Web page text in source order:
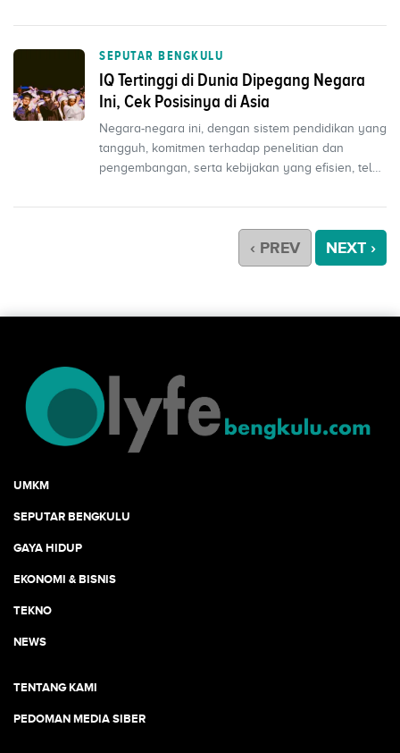
SEPUTAR BENGKULU
IQ Tertinggi di Dunia Dipegang Negara
Ini, Cek Posisinya di Asia
Negara-negara ini, dengan sistem pendidikan yang
tangguh, komitmen terhadap penelitian dan
pengembangan, serta kebijakan yang efisien, telah
‹ PREV NEXT ›
UMKM
SEPUTAR BENGKULU
GAYA HIDUP
EKONOMI & BISNIS
TEKNO
NEWS
TENTANG KAMI
PEDOMAN MEDIA SIBER